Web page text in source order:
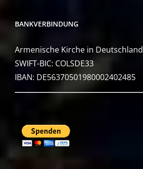
BANKVERBINDUNG
Armenische Kirche in Deutschland
SWIFT-BIC: COLSDE33
IBAN: DE56370501980002402485